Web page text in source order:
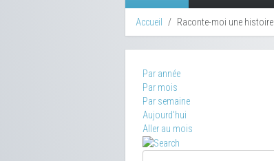
Accueil Raconte-moi une histoire
Par année
Par mois
Par semaine
Aujourd'hui
Aller au mois